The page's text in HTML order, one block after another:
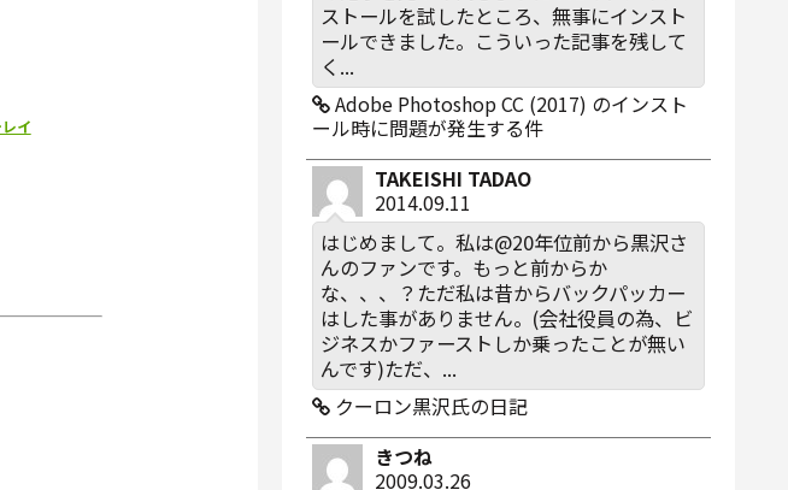
ストールを試したところ、無事にインスト
ールできました。こういった記事を残して
く...
Adobe Photoshop CC (2017) のインスト
ール時に問題が発生する件
TAKEISHI TADAO
2014.09.11
はじめまして。私は@20年位前から黒沢さ
んのファンです。もっと前からか
な、、、？ただ私は昔からバックパッカー
はした事がありません。(会社役員の為、ビ
ジネスかファーストしか乗ったことが無い
んです)ただ、...
クーロン黒沢氏の日記
きつね
2009.03.26